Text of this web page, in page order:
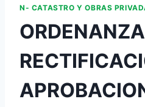
N- CATASTRO Y OBRAS